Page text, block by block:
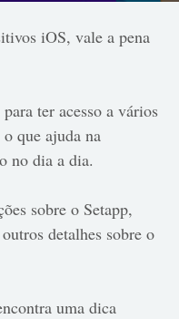
iOS, vale a pena
ter acesso a vários
que ajuda na
no dia a dia.
sobre o Setapp,
detalhes sobre o
uma dica